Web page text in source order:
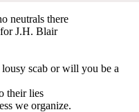
neutrals there
J.H. Blair
scab or will you be a
their lies
we organize.